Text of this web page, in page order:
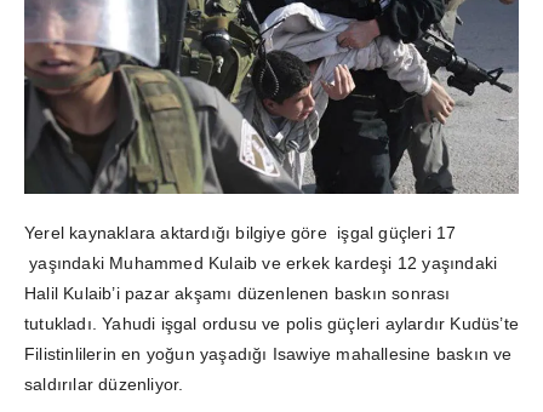
Yerel kaynaklara aktardığı bilgiye göre işgal güçleri 17
yaşındaki Muhammed Kulaib ve erkek kardeşi 12 yaşındaki
Halil Kulaib’i pazar akşamı düzenlenen baskın sonrası
tutukladı. Yahudi işgal ordusu ve polis güçleri aylardır Kudüs’te
Filistinlilerin en yoğun yaşadığı Isawiye mahallesine baskın ve
saldırılar düzenliyor.